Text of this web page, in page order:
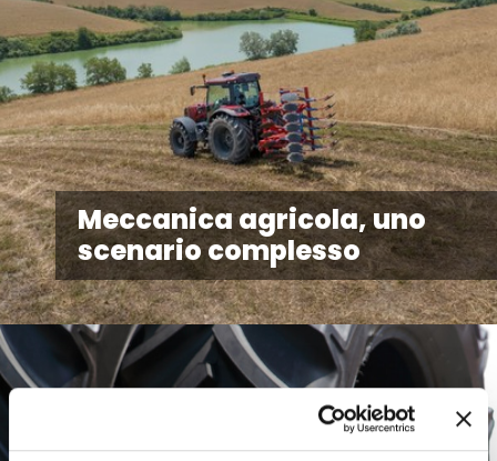
Meccanica agricola, uno
scenario complesso